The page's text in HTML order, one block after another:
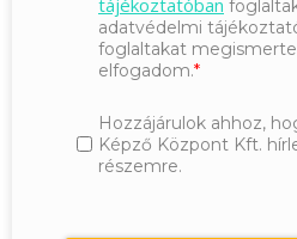
adatvédelmi
foglaltakat
elfogadom.
Hozzájárulok ahhoz,
Képző Központ Kft.
részemre.